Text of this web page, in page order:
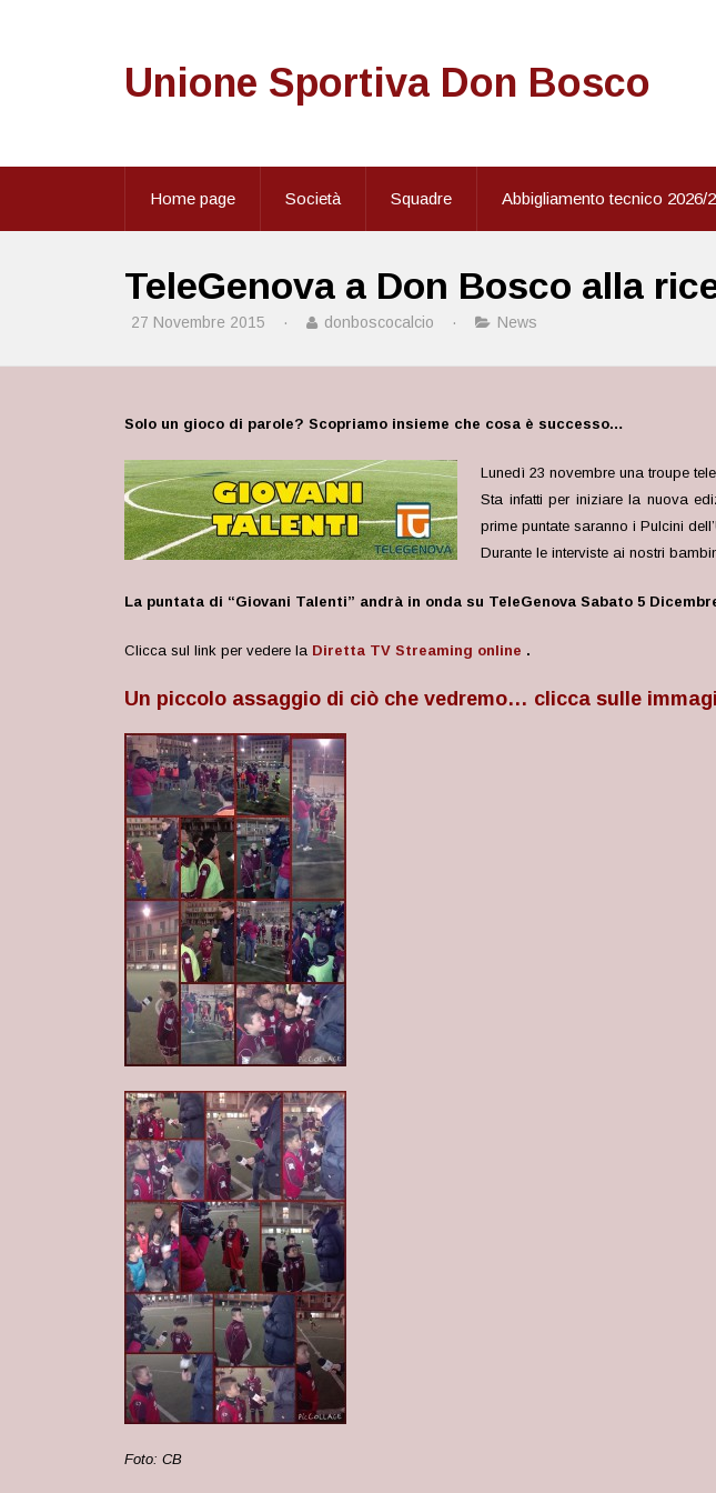
Unione Sportiva Don Bosco
Home page Società Squadre Abbigliamento tecnico 2026/
TeleGenova a Don Bosco alla
27 Novembre 2015 · donboscocalcio · News
Solo un gioco di parole? Scopriamo insieme che cosa è successo…
Lunedì 23 novembre una troupe
Sta infatti per iniziare la nuova
prime puntate saranno i Pulcini
Durante le interviste ai nostri
La puntata di “Giovani Talenti” andrà in onda su TeleGenova Sabato 5
Clicca sul link per vedere la Diretta TV Streaming online .
Un piccolo assaggio di ciò che vedremo… clicca sulle
Foto: CB